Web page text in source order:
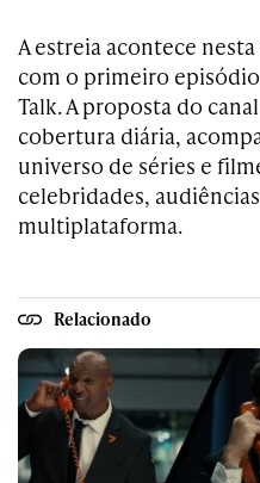
A estreia acontece
com o primeiro
Talk. A proposta do
cobertura diária,
universo de séries e
celebridades,
multiplataforma.
Relacionado